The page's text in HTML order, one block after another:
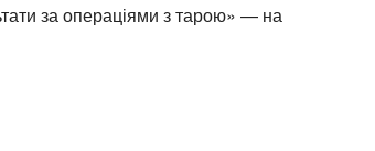
за операціями з тарою» — на